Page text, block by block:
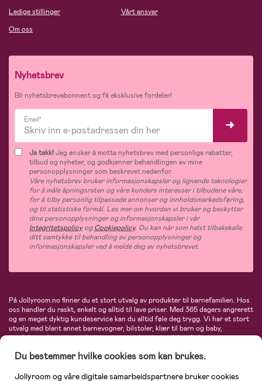
Ledige stillinger
Om oss
Vårt ansvar
Nyhetsbrev
Bli nyhetsbrevabonnent og få eksklusive fordeler!
Email*
Ja takk!Jeg ønsker å motta nyhetsbrev med personlige rabatter,
tilbud og nyheter, og godkjenner behandlingen av mine
personopplysninger som beskrevet nedenfor.
Våre nyhetsbrev bruker informasjonskapsler og lignende teknologier
for å måle åpningsraten og våre kunders interesser i tilbudene våre,
for å tilby personlig tilpassede annonser og innholdsmarkedsføring,
og til statistiske formål. Les mer om hvordan vi bruker og beskytter
dine personopplysninger og informasjonskapsler i vår
IntegritetspolicyogCookiepolicy. Du kan når som helst tilbakekalle
ditt samtykke til behandling av personopplysninger og
informasjonskapsler ved å melde deg av nyhetsbrevet.
På Jollyroom.no finner du et stort utvalg av produkter til barnefamilien. Hos
oss handler du raskt, enkelt og alltid til lave priser. Med 365 dagers angrerett
og en meget dyktig kundeservice kan du alltid føle deg trygg. Vi har et stort
utvalg med blant annet barnevogner, bilstoler, klær til barn og baby,
produkter til mor, mengder av inspirerende interiør, leker, babyustyr og mye
Maxi-Cosi, Baby Jogger, BabyBjörn, Didriksons, KidKraft, Ergobaby, Philips
største nettbutikk for barn og baby!
Du bestemmer hvilke cookies som kan brukes.
Jollyroom og våre digitale samarbeidspartnere bruker cookies